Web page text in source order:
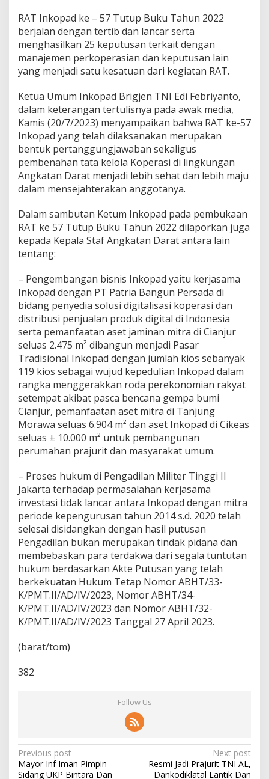
RAT Inkopad ke – 57 Tutup Buku Tahun 2022
berjalan dengan tertib dan lancar serta
menghasilkan 25 keputusan terkait dengan
manajemen perkoperasian dan keputusan lain
yang menjadi satu kesatuan dari kegiatan RAT.
Ketua Umum Inkopad Brigjen TNI Edi Febriyanto,
dalam keterangan tertulisnya pada awak media,
Kamis (20/7/2023) menyampaikan bahwa RAT ke-57
Inkopad yang telah dilaksanakan merupakan
bentuk pertanggungjawaban sekaligus
pembenahan tata kelola Koperasi di lingkungan
Angkatan Darat menjadi lebih sehat dan lebih maju
dalam mensejahterakan anggotanya.
Dalam sambutan Ketum Inkopad pada pembukaan
RAT ke 57 Tutup Buku Tahun 2022 dilaporkan juga
kepada Kepala Staf Angkatan Darat antara lain
tentang:
– Pengembangan bisnis Inkopad yaitu kerjasama
Inkopad dengan PT Patria Bangun Persada di
bidang penyedia solusi digitalisasi koperasi dan
distribusi penjualan produk digital di Indonesia
serta pemanfaatan aset jaminan mitra di Cianjur
seluas 2.475 m² dibangun menjadi Pasar
Tradisional Inkopad dengan jumlah kios sebanyak
119 kios sebagai wujud kepedulian Inkopad dalam
rangka menggerakkan roda perekonomian rakyat
setempat akibat pasca bencana gempa bumi
Cianjur, pemanfaatan aset mitra di Tanjung
Morawa seluas 6.904 m² dan aset Inkopad di Cikeas
seluas ± 10.000 m² untuk pembangunan
perumahan prajurit dan masyarakat umum.
– Proses hukum di Pengadilan Militer Tinggi II
Jakarta terhadap permasalahan kerjasama
investasi tidak lancar antara Inkopad dengan mitra
periode kepengurusan tahun 2014 s.d. 2020 telah
selesai disidangkan dengan hasil putusan
Pengadilan bukan merupakan tindak pidana dan
membebaskan para terdakwa dari segala tuntutan
hukum berdasarkan Akte Putusan yang telah
berkekuatan Hukum Tetap Nomor ABHT/33-
K/PMT.II/AD/IV/2023, Nomor ABHT/34-
K/PMT.II/AD/IV/2023 dan Nomor ABHT/32-
K/PMT.II/AD/IV/2023 Tanggal 27 April 2023.
(barat/tom)
382
Follow Us
P
o
Previous post
Mayor Inf Iman Pimpin
Sidang UKP Bintara Dan
Next post
Resmi Jadi Prajurit TNI AL,
Dankodiklatal Lantik Dan